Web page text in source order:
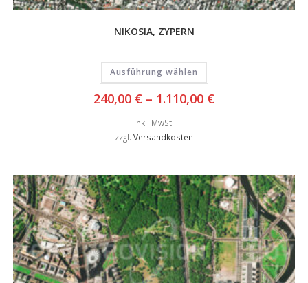
NIKOSIA, ZYPERN
Ausführung wählen
240,00 € – 1.110,00 €
inkl. MwSt.
zzgl. Versandkosten